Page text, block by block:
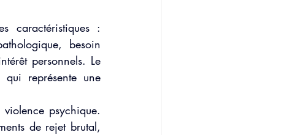
caractéristiques :
besoin
personnels. Le
représente une
psychique.
de rejet brutal,